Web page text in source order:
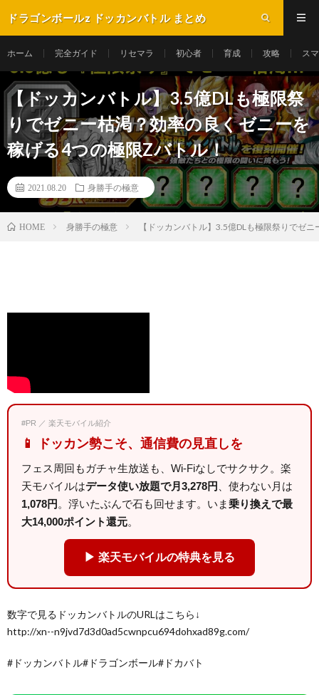
ドラゴンボールz ドッカンバトル まとめ
ホーム 完全ガイド リセマラ 初心者 育成 攻略 ス
【ドッカンバトル】3.5億DLも極限祭
りでゼニー枯渇？効率の良くゼニーを
稼げる4つの極限Zバトル！
2021.08.20 身勝手の極意
HOME 身勝手の極意 【ドッカンバトル】3.5億DLも極限祭りでゼ
#PR ／ 楽天モバイル紹介
📱 ドッカン勢こそ、通信費の見直しを
フェス周回もガチャ生放送も、Wi-Fiなしでサクサク。楽
天モバイルはデータ使い放題で月3,278円
、使わない月は
1,078円 。浮いたぶんで石も回せます。いま乗り換えで最
大14,000ポイント還元。
▶ 楽天モバイルの特典を見る
数字で見るドッカンバトルのURLはこちら↓
http://xn--n9jvd7d3d0ad5cwnpcu694dohxad89g.com/
#ドッカンバトル#ドラゴンボール#ドカバト